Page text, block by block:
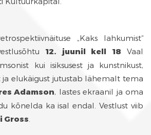
„Kaks lahkumist“
12. juunil kell 18 Vaal
kui isiksusest ja kunstnikust,
ja elukäigust jutustab lähemalt tema
Adamson, lastes ekraanil ja oma
kõnelda ka isal endal. Vestlust viib
Gross